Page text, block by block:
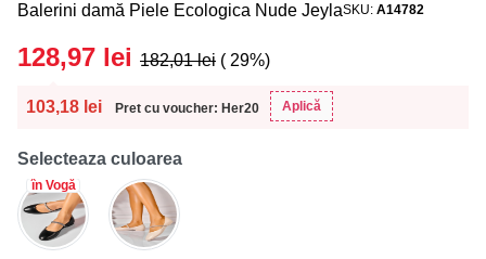
Balerini damă Piele Ecologica Nude JeylaSKU A14782
103,18 lei Pret cu voucher: Her20 Aplică
128,97 lei 182,01lei ( 29%)
Selecteaza culoarea
în Vogă